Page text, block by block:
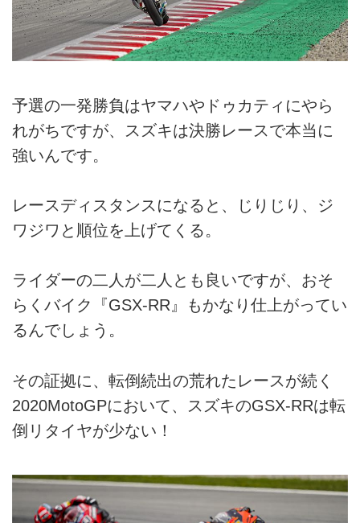
予選の一発勝負はヤマハやドゥカティにやら
れがちですが、スズキは決勝レースで本当に
強いんです。
レースディスタンスになると、じりじり、ジ
ワジワと順位を上げてくる。
ライダーの二人が二人とも良いですが、おそ
らくバイク『GSX-RR』もかなり仕上がってい
るんでしょう。
その証拠に、転倒続出の荒れたレースが続く
2020MotoGPにおいて、スズキのGSX-RRは転
倒リタイヤが少ない！